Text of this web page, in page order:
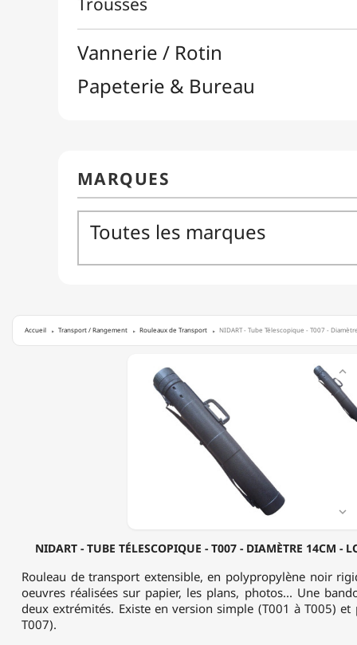
Accueil Transport / Rangement Rouleaux de Transport NIDART - Tube Télescopique - T007 -
135CM
NIDART - TUBE TÉLESCOPIQUE - T007 - DIAMÈTRE 14CM -


Rouleau de transport extensible, en polypropylène noir
oeuvres réalisées sur papier, les plans, photos... Une
deux extrémités. Existe en version simple (T001 à T005)
T007).